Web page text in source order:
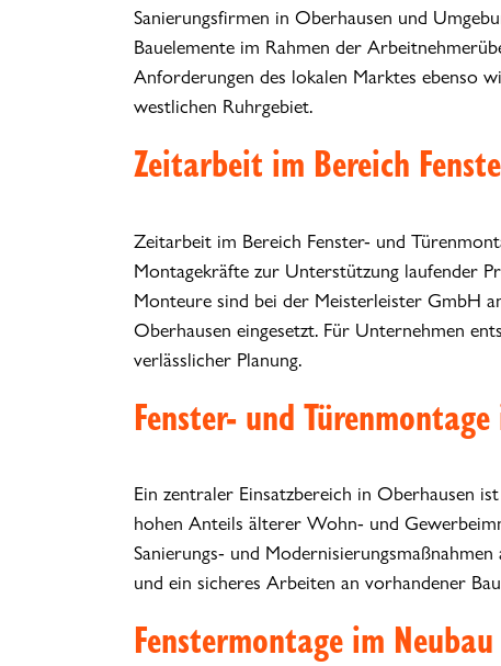
Sanierungsfirmen in Oberhausen und
Bauelemente im Rahmen der
Anforderungen des lokalen Marktes ebenso
westlichen Ruhrgebiet.
Zeitarbeit im Bereich
Zeitarbeit im Bereich Fenster- und
Montagekräfte zur Unterstützung laufender
Monteure sind bei der Meisterleister GmbH
Oberhausen eingesetzt. Für Unternehmen
verlässlicher Planung.
Fenster- und
Ein zentraler Einsatzbereich in Oberhausen
hohen Anteils älterer Wohn- und
Sanierungs- und
und ein sicheres Arbeiten an vorhandener
Fenstermontage im Neubau